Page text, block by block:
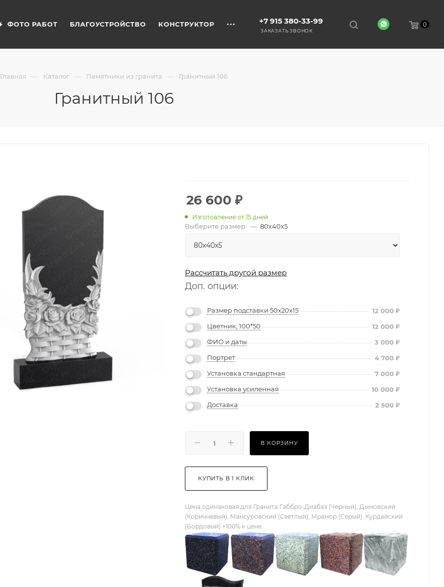
+7 915 380-33-99
ЗАКАЗАТЬ ЗВОНОК
0
ФОТО РАБОТ БЛАГОУСТРОЙСТВО КОНСТРУКТОР
Главная — Каталог — Памятники из гранита — Гранитный 106
Гранитный 106
26 600 ₽
Изготовление от 15 дней
Выберите размер: — 80х40х5
Рассчитать другой размер
Доп. опции:
Размер подставки 50х20х15 12 000 ₽
Цветник, 100*50
12 000 ₽
ФИО и даты
3 000 ₽
Портрет
4 700 ₽
Установка стандартная
7 000 ₽
Установка усиленная
10 000 ₽
Доставка
2 500 ₽
В КОРЗИНУ
КУПИТЬ В 1 КЛИК
Цена одинаковая для Гранита Габбро-Диабаз (Черный), Дымовский
(Коричневый), Мансуровский (Светлый), Мрамор (Серый). Курдайский
(Бордовый) +100% к цене.